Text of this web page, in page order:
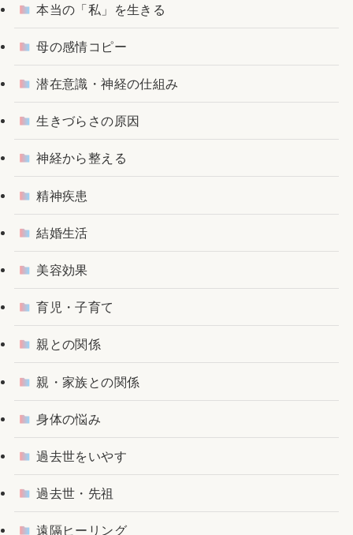
本当の「私」を生きる
母の感情コピー
潜在意識・神経の仕組み
生きづらさの原因
神経から整える
精神疾患
結婚生活
美容効果
育児・子育て
親との関係
親・家族との関係
身体の悩み
過去世をいやす
過去世・先祖
遠隔ヒーリング